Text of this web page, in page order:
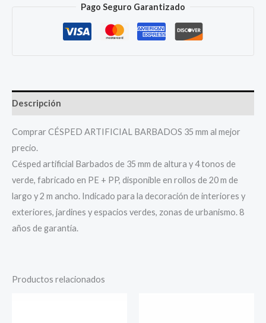
Pago Seguro Garantizado
Descripción
Comprar CÉSPED ARTIFICIAL BARBADOS 35 mm al mejor
precio.
Césped artificial Barbados de 35 mm de altura y 4 tonos de
verde, fabricado en PE + PP, disponible en rollos de 20 m de
largo y 2 m ancho. Indicado para la decoración de interiores y
exteriores, jardines y espacios verdes, zonas de urbanismo. 8
años de garantía.
Productos relacionados